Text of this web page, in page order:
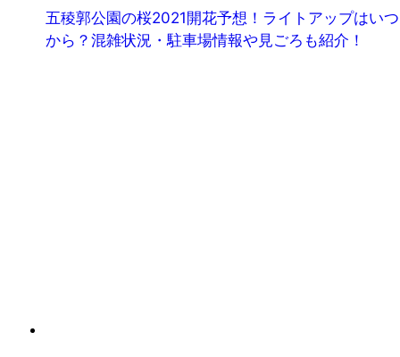
五稜郭公園の桜2021開花予想！ライトアップはいつ
から？混雑状況・駐車場情報や見ごろも紹介！